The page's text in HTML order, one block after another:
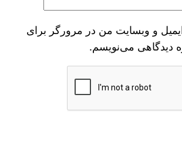
ایمیل و وبسایت من در مرورگر برای
دیدگاهی می‌نویسم.